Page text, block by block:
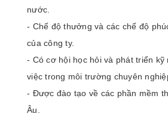
nước.
- Chế độ thưởng và các chế độ
của công ty.
- Có cơ hội học hỏi và phát triển kỹ
việc trong môi trường chuyên
- Được đào tạo về các phần mềm
Âu.